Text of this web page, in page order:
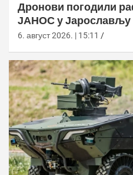
Дронови погодили
ЈАНОС у Јарослављу
6. август 2026. | 15:11